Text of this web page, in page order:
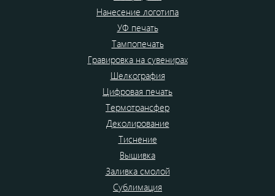
Нанесение логотипа
УФ печать
Тампопечать
Гравировка на сувенирах
Шелкография
Цифровая печать
Термотрансфер
Деколирование
Тиснение
Вышивка
Заливка смолой
Сублимация